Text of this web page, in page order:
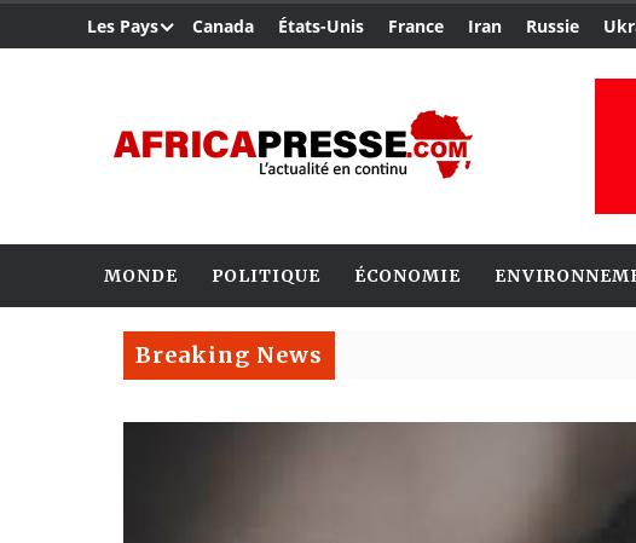
Les Pays Canada États-Unis France Iran Russie
MONDE POLITIQUE ÉCONOMIE
Breaking News